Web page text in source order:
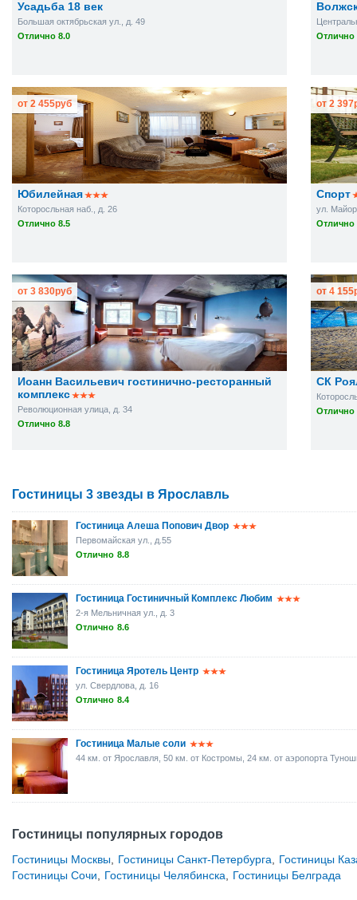
Усадьба 18 век
Большая октябрьская ул., д. 49
Отлично 8.0
Отлично
Юбилейная
Которосльная наб., д. 26
Отлично 8.5
от 2 455руб
Спорт
ул.
Отлично
от 2 397
Иоанн Васильевич гостинично-ресторанный
комплекс
Революционная улица, д. 34
Отлично 8.8
от 3 830руб
СК
Отлично
от 4 155
Гостиницы 3 звезды в Ярославль
Гостиница Алеша Попович Двор
Первомайская ул., д.55
Отлично 8.8
Гостиница Гостиничный Комплекс Любим
2-я Мельничная ул., д. 3
Отлично 8.6
Гостиница Яротель Центр
ул. Свердлова, д. 16
Отлично 8.4
Гостиница Малые соли
44 км. от Ярославля, 50 км. от Костромы, 24 км. от аэропорта
Гостиницы популярных городов
Гостиницы Москвы Гостиницы Санкт-Петербурга
Гостиницы
Гостиницы Сочи
Гостиницы Челябинска Гостиницы Белграда